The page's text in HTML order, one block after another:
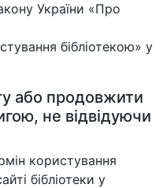
України «Про
бібліотекою» у
або продовжити
не відвідуючи
користування
бібліотеки у